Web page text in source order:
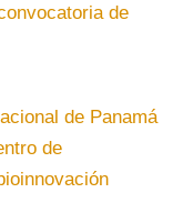
de
de Panamá
de